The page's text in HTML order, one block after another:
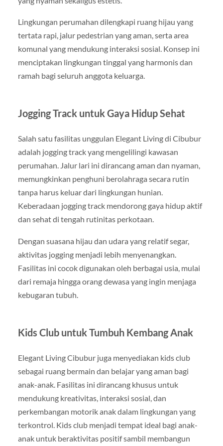
Lingkungan perumahan dilengkapi ruang hijau yang
tertata rapi, jalur pedestrian yang aman, serta area
komunal yang mendukung interaksi sosial. Konsep ini
menciptakan lingkungan tinggal yang harmonis dan
ramah bagi seluruh anggota keluarga.
Jogging Track untuk Gaya Hidup Sehat
Salah satu fasilitas unggulan Elegant Living di Cibubur
adalah jogging track yang mengelilingi kawasan
perumahan. Jalur lari ini dirancang aman dan nyaman,
memungkinkan penghuni berolahraga secara rutin
tanpa harus keluar dari lingkungan hunian.
Keberadaan jogging track mendorong gaya hidup aktif
dan sehat di tengah rutinitas perkotaan.
Dengan suasana hijau dan udara yang relatif segar,
aktivitas jogging menjadi lebih menyenangkan.
Fasilitas ini cocok digunakan oleh berbagai usia, mulai
dari remaja hingga orang dewasa yang ingin menjaga
kebugaran tubuh.
Kids Club untuk Tumbuh Kembang Anak
Elegant Living Cibubur juga menyediakan kids club
sebagai ruang bermain dan belajar yang aman bagi
anak-anak. Fasilitas ini dirancang khusus untuk
mendukung kreativitas, interaksi sosial, dan
perkembangan motorik anak dalam lingkungan yang
terkontrol. Kids club menjadi tempat ideal bagi anak-
anak untuk beraktivitas positif sambil membangun